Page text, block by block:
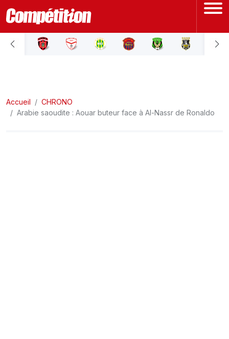
ACCUEIL
LIGUE 2
Accueil
CHRONO
Arabie saoudite : Aouar buteur face à Al-Nassr de Ronaldo